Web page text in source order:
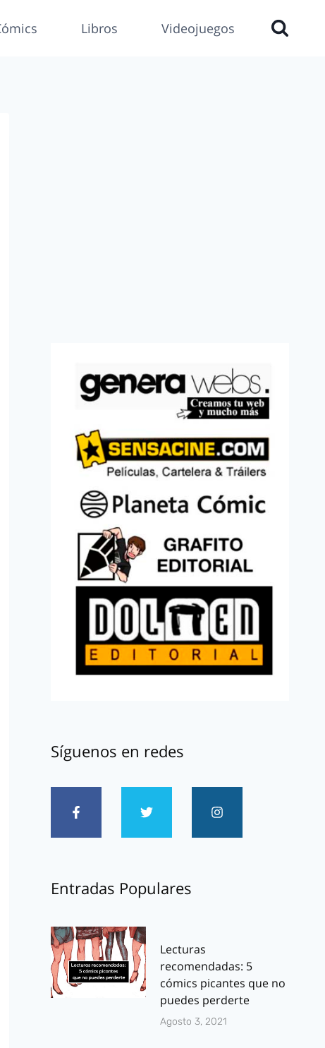
Libros Videojuegos
Síguenos en redes
Entradas Populares
Lecturas
recomendadas: 5
cómics picantes que no
puedes perderte
Agosto 3, 2021